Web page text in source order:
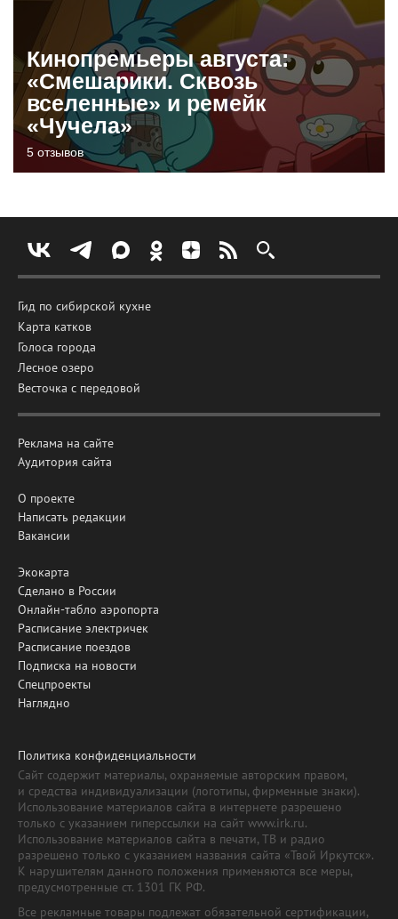
Кинопремьеры августа:
«Смешарики. Сквозь
вселенные» и ремейк
«Чучела»
5 отзывов
Гид по сибирской кухне
Карта катков
Голоса города
Лесное озеро
Весточка с передовой
Реклама на сайте
Аудитория сайта
О проекте
Написать редакции
Вакансии
Экокарта
Сделано в России
Онлайн-табло аэропорта
Расписание электричек
Расписание поездов
Подписка на новости
Спецпроекты
Наглядно
Политика конфиденциальности
Сайт содержит материалы, охраняемые авторским правом,
и средства индивидуализации (логотипы, фирменные знаки).
Использование материалов сайта в интернете разрешено
только с указанием гиперссылки на сайт www.irk.ru.
Использование материалов сайта в печати, ТВ и радио
разрешено только с указанием названия сайта «Твой Иркутск».
К нарушителям данного положения применяются все меры,
предусмотренные ст. 1301 ГК РФ.
Все рекламные товары подлежат обязательной сертификации,